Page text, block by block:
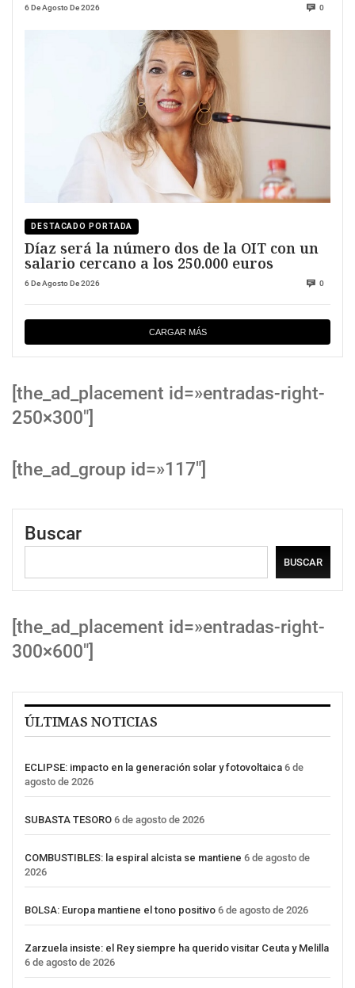
6 De Agosto De 2026 0
DESTACADO PORTADA
Díaz será la número dos de la OIT con un
salario cercano a los 250.000 euros
6 De Agosto De 2026 0
CARGAR MÁS
[the_ad_placement id=»entradas-right-
250×300″]
[the_ad_group id=»117″]
Buscar
BUSCAR
[the_ad_placement id=»entradas-right-
300×600″]
ÚLTIMAS NOTICIAS
ECLIPSE: impacto en la generación solar y fotovoltaica 6 de
agosto de 2026
SUBASTA TESORO 6 de agosto de 2026
COMBUSTIBLES: la espiral alcista se mantiene 6 de agosto de
2026
BOLSA: Europa mantiene el tono positivo 6 de agosto de 2026
Zarzuela insiste: el Rey siempre ha querido visitar Ceuta y Melilla
6 de agosto de 2026